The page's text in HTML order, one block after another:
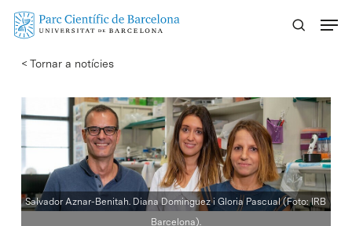
Skip
content
< Tornar a notícies
Salvador Aznar-Benitah. Diana Dominguez i Gloria Pascual (Foto: IRB
Barcelona).